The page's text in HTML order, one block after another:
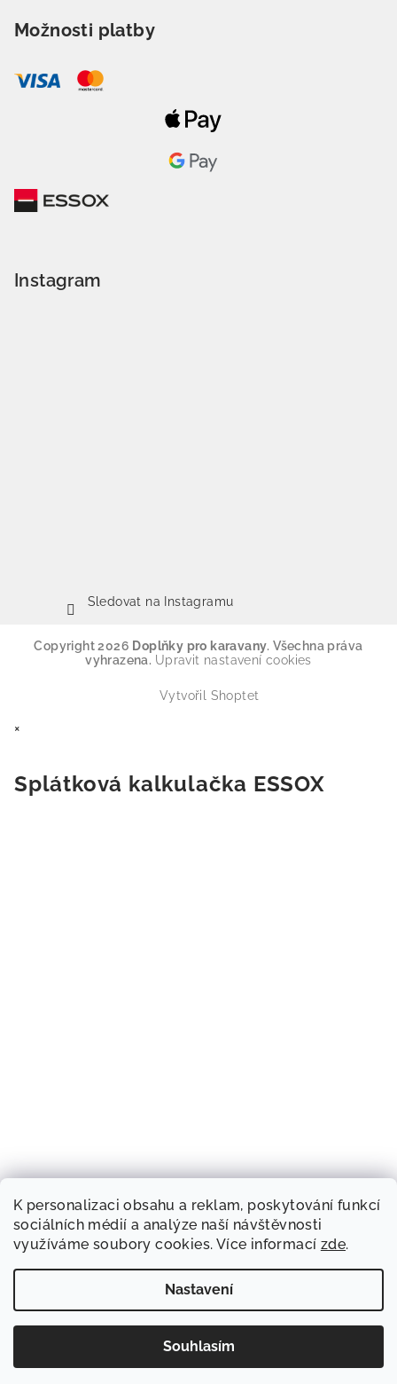
K personalizaci obsahu a reklam, poskytování funkcí
sociálních médií a analýze naší návštěvnosti
využíváme soubory cookies. Více informací zde.
Nastavení
Souhlasím
Možnosti platby
Instagram
Sledovat na Instagramu
Copyright 2026 Doplňky pro karavany. Všechna práva
vyhrazena. Upravit nastavení cookies
Vytvořil Shoptet
×
Splátková kalkulačka ESSOX